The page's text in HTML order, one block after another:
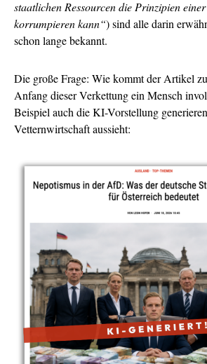
staatlichen Ressourcen die Prinzipien
korrumpieren kann“) sind alle darin
schon lange bekannt.
Die große Frage: Wie kommt der Artikel
Anfang dieser Verkettung ein Mensch
Beispiel auch die KI-Vorstellung
Vetternwirtschaft aussieht: